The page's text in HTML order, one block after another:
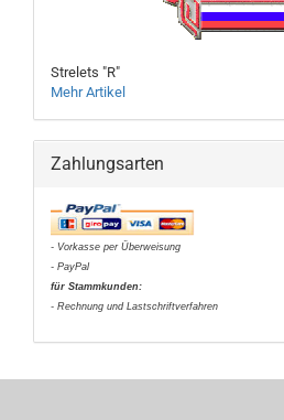
Strelets "R"
Mehr Artikel
Zahlungsarten
- Vorkasse per Überweisung
- PayPal
für Stammkunden:
- Rechnung und Lastschriftverfahren